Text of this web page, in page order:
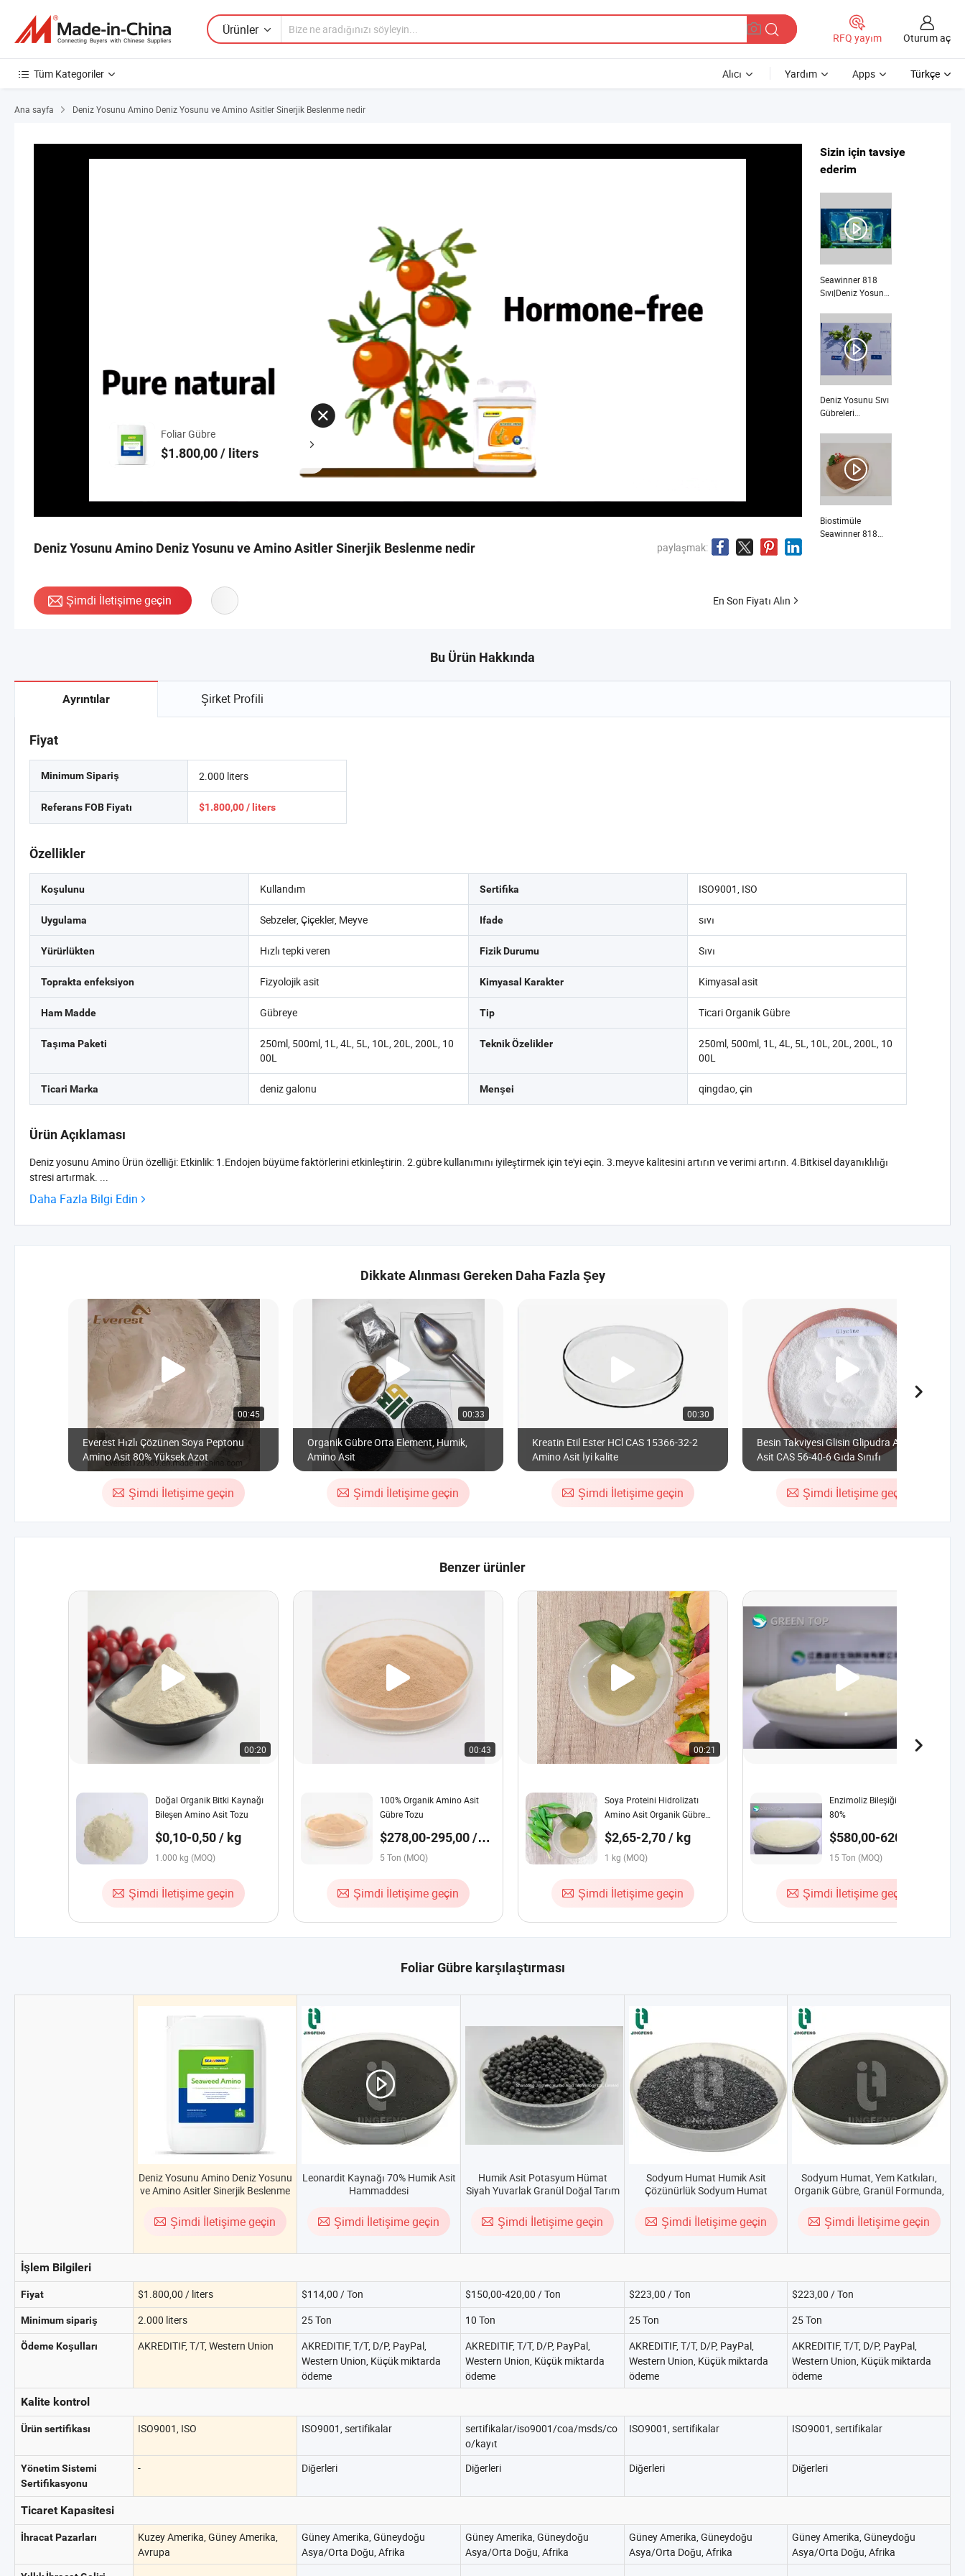
Ürünler
RFQ yayım Oturum aç
Tüm Kategoriler Alıcı Yardım Apps Türkçe
Ana sayfa Deniz Yosunu Amino Deniz Yosunu ve Amino Asitler Sinerjik Beslenme nedir
Foliar Gübre
$1.800,00 / liters
Sizin için tavsiye
ederim
Seawinner 818
Sıvı|Deniz Yosunu
Nötr nedir
Deniz Yosunu Sıvı
Gübreleri
Biostimüle
Seawinner 818
Deniz Yosunu Amino Deniz Yosunu ve Amino Asitler Sinerjik Beslenme nedir paylaşmak:
Şimdi İletişime geçin En Son Fiyatı Alın
Bu Ürün Hakkında
Ayrıntılar Şirket Profili
Fiyat
Minimum Sipariş
Referans FOB Fiyatı
2.000 liters
$1.800,00 / liters
Özellikler
Koşulunu Kullandım Sertifika ISO9001, ISO
Uygulama Sebzeler, Çiçekler, Meyve Ifade sıvı
Yürürlükten Hızlı tepki veren Fizik Durumu Sıvı
Toprakta enfeksiyon Fizyolojik asit Kimyasal Karakter Kimyasal asit
Ham Madde Gübreye Tip Ticari Organik Gübre
Taşıma Paketi
250ml, 500ml, 1L, 4L, 5L, 10L, 20L, 200L, 10
00L
Teknik Özelikler
250ml, 500ml, 1L, 4L, 5L, 10L, 20L, 200L, 10
00L
Ticari Marka deniz galonu Menşei qingdao, çin
Ürün Açıklaması
Deniz yosunu Amino Ürün özelliği: Etkinlik: 1.Endojen büyüme faktörlerini etkinleştirin. 2.gübre kullanımını iyileştirmek için te'yi eçin. 3.meyve kalitesini artırın ve verimi artırın. 4.Bitkisel dayanıklılığı
stresi artırmak. ...
Daha Fazla Bilgi Edin
Dikkate Alınması Gereken Daha Fazla Şey
00:45
Everest Hızlı Çözünen Soya Peptonu
Amino Asit 80% Yüksek Azot
Şimdi İletişime geçin
00:33
Organik Gübre Orta Element, Humik,
Amino Asit
Şimdi İletişime geçin
00:30
Kreatin Etil Ester HCl CAS 15366-32-2
Amino Asit İyi kalite
Şimdi İletişime geçin
Besin Takviyesi Glisin Glipudra Amino
Asit CAS 56-40-6 Gıda Sınıfı
Şimdi İletişime geçin
Benzer ürünler
00:20
Doğal Organik Bitki Kaynağı
Bileşen Amino Asit Tozu
$0,10-0,50 / kg
1.000 kg (MOQ)
Şimdi İletişime geçin
00:43
100% Organik Amino Asit
Gübre Tozu
$278,00-295,00 /
Ton
5 Ton (MOQ)
Şimdi İletişime geçin
00:21
Soya Proteini Hidrolizatı
Amino Asit Organik Gübre
Serbest Amino Asit
$2,65-2,70 / kg
1 kg (MOQ)
Şimdi İletişime geçin
00:34
Enzimoliz Bileşiği Amino Asit
80%
$580,00-620,00 /
Ton
15 Ton (MOQ)
Şimdi İletişime geçin
Foliar Gübre karşılaştırması
Deniz Yosunu Amino Deniz Yosunu
ve Amino Asitler Sinerjik Beslenme
Şimdi İletişime geçin
Leonardit Kaynağı 70% Humik Asit
Hammaddesi
Şimdi İletişime geçin
Humik Asit Potasyum Hümat
Siyah Yuvarlak Granül Doğal Tarım
Şimdi İletişime geçin
Sodyum Humat Humik Asit
Çözünürlük Sodyum Humat
Şimdi İletişime geçin
Sodyum Humat, Yem Katkıları,
Organik Gübre, Granül Formunda,
Şimdi İletişime geçin
İşlem Bilgileri
Fiyat $1.800,00 / liters $114,00 / Ton $150,00-420,00 / Ton $223,00 / Ton $223,00 / Ton
Minimum sipariş 2.000 liters 25 Ton 10 Ton 25 Ton 25 Ton
Ödeme Koşulları AKREDITIF, T/T, Western Union
AKREDITIF, T/T, D/P, PayPal,
Western Union, Küçük miktarda
ödeme
AKREDITIF, T/T, D/P, PayPal,
Western Union, Küçük miktarda
ödeme
AKREDITIF, T/T, D/P, PayPal,
Western Union, Küçük miktarda
ödeme
AKREDITIF, T/T, D/P, PayPal,
Western Union, Küçük miktarda
ödeme
Kalite kontrol
Ürün sertifikası ISO9001, ISO ISO9001, sertifikalar
sertifikalar/iso9001/coa/msds/co
o/kayıt
ISO9001, sertifikalar ISO9001, sertifikalar
Yönetim Sistemi
Sertifikasyonu
- Diğerleri Diğerleri Diğerleri Diğerleri
Ticaret Kapasitesi
İhracat Pazarları
Kuzey Amerika, Güney Amerika,
Avrupa
Güney Amerika, Güneydoğu
Asya/Orta Doğu, Afrika
Güney Amerika, Güneydoğu
Asya/Orta Doğu, Afrika
Güney Amerika, Güneydoğu
Asya/Orta Doğu, Afrika
Güney Amerika, Güneydoğu
Asya/Orta Doğu, Afrika